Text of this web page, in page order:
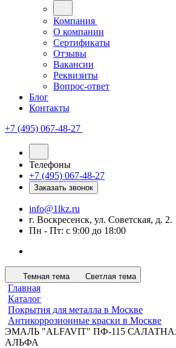
Компания
О компании
Сертификаты
Отзывы
Вакансии
Реквизиты
Вопрос-ответ
Блог
Контакты
+7 (495) 067-48-27
Телефоны
+7 (495) 067-48-27
Заказать звонок
info@1lkz.ru
г. Воскресенск, ул. Советская, д. 2.
Пн - Пт: с 9:00 до 18:00
Темная тема Светлая тема
Главная
Каталог
Покрытия для металла в Москве
Антикоррозионные краски в Москве
ЭМАЛЬ "ALFAVIT" ПФ-115
АЛЬФА